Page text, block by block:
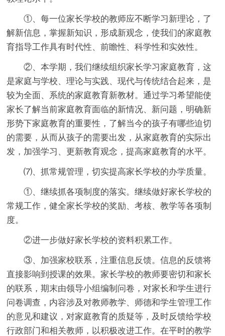
①、每一位家长学校的教师应不断学习新理论，了
解新信息，掌握新知识，形成新观念，使我们的家庭教
育指导工作具有时代性、前瞻性、科学性和实效性。
②、本学期，我们继续组织家长学习家庭教育，这
是家庭与学校、理论与实践、现代与传统结合起来，是
较为全面、系统的家庭教育新教材。通过学习希望能使
家长了解当前家庭教育面临的新情况、新问题，明确新
形势下家庭教育的重要性，了解当今的孩子有哪些迫切
的需要，从而从孩子的需要出发，从家庭教育的实际出
发，加强学习、更新教育观念，提高家庭教育的水平。
⑺、抓常规管理，切实提高家长学校的办学质量。
①、继续抓各项制度的落实。继续做好家长学校的
常规工作，健全家长学校的奖励、考核、教学等各项制
度。
②进一步做好家长学校的资料积累工作。
③、加强家校联系，注重信息反馈。信息的反馈将
直接影响到授课的效果。家长学校的教师要密切和家长
的联系，期末由领导小组编制问卷，对家长和学生进行
问卷调查，内容涉及对教师教学、师德和学生管理工作
的意见和建议，对家庭教育的质疑等，及时反馈给学校
行政部门和相关教师，以积极改进工作。在平时的教学